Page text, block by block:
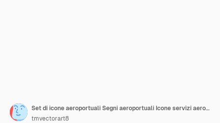
Set di icone aeroportuali Segni aeroportuali Icone servizi aeroportuali
tmvectorart8